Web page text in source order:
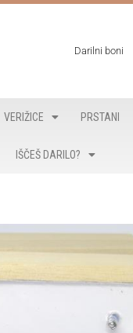
Darilni boni
VERIŽICE PRSTANI
IŠČEŠ DARILO?